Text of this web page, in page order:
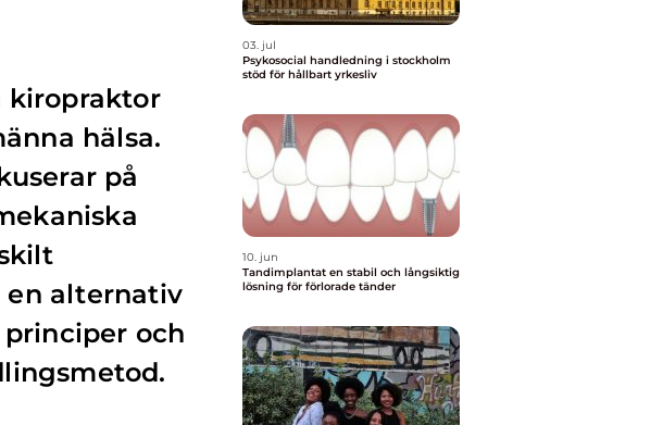
kiropraktor
hälsa.
på
en alternativ
och
03. jul
Psykosocial handledning i stockholm
stöd för hållbart yrkesliv
10. jun
Tandimplantat en stabil och långsiktig
lösning för förlorade tänder